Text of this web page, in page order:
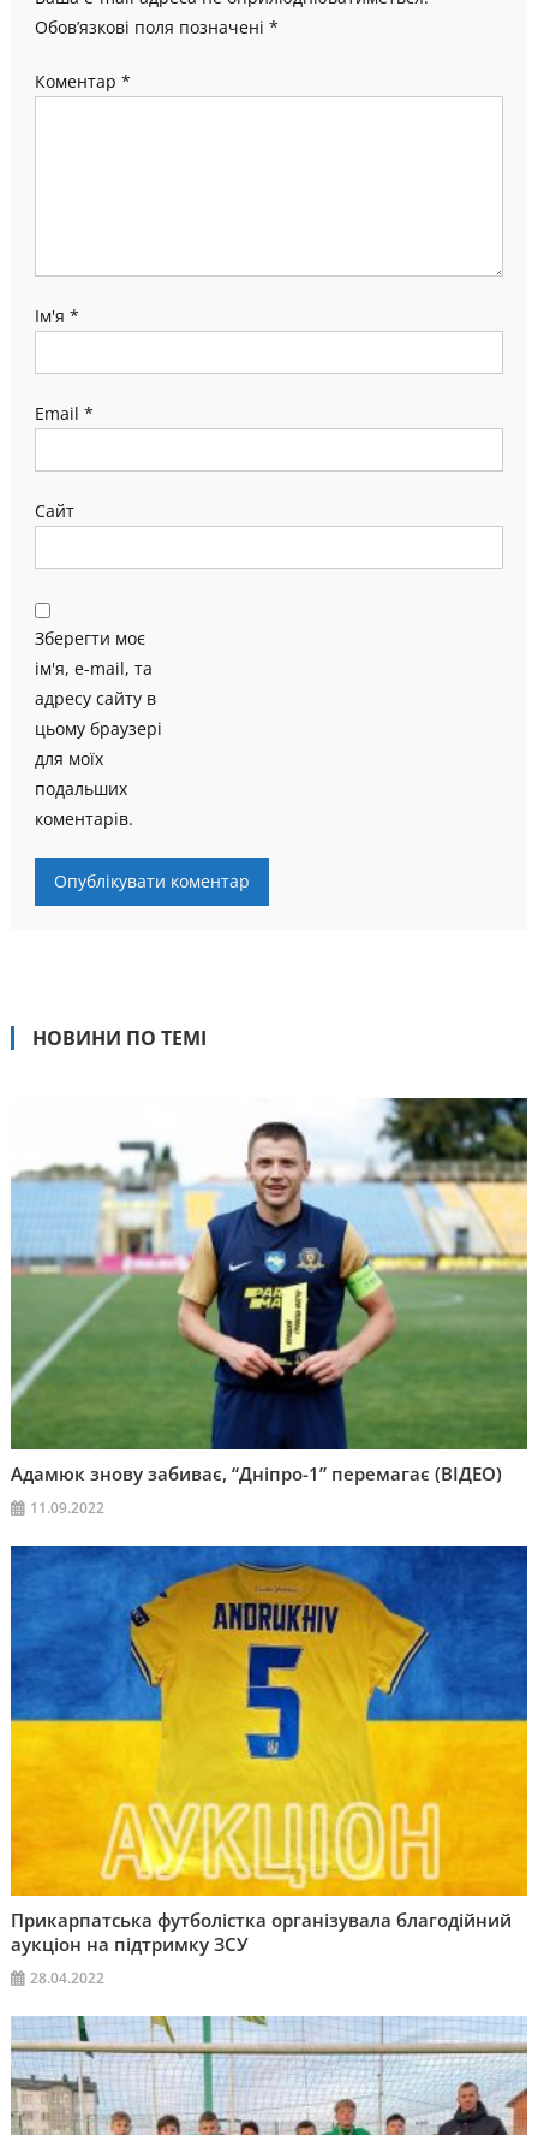
Обов’язкові поля позначені *
Коментар *
Ім'я *
Email *
Сайт
Зберегти моє
ім'я, e-mail, та
адресу сайту в
цьому браузері
для моїх
подальших
коментарів.
НОВИНИ ПО ТЕМІ
Адамюк знову забиває, “Дніпро-1” перемагає (ВІДЕО)
11.09.2022
Прикарпатська футболістка організувала благодійний
аукціон на підтримку ЗСУ
28.04.2022